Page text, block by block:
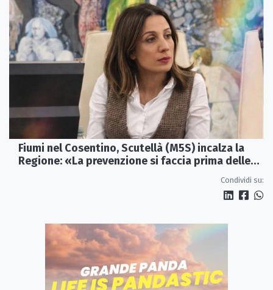
Fiumi nel Cosentino, Scutellà (M5S) incalza la
Regione: «La prevenzione si faccia prima delle
Condividi su: